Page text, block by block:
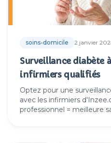
soins-domicile 2 janvier
Surveillance diabète
infirmiers qualifiés
Optez pour une
avec les infirmiers
professionnel = meilleure